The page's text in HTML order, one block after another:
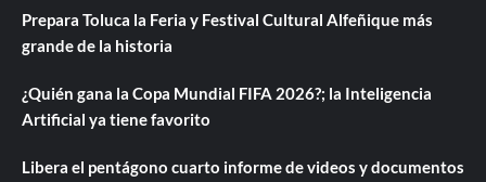
Prepara Toluca la Feria y Festival Cultural Alfeñique más
grande de la historia
¿Quién gana la Copa Mundial FIFA 2026?; la Inteligencia
Artificial ya tiene favorito
Libera el pentágono cuarto informe de videos y documentos